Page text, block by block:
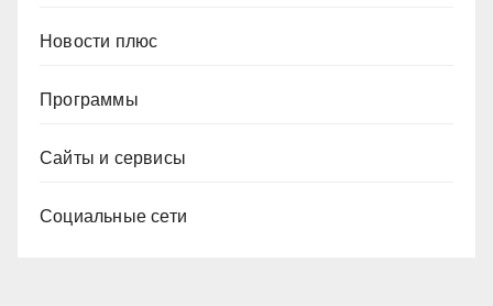
Новости плюс
Программы
Сайты и сервисы
Социальные сети